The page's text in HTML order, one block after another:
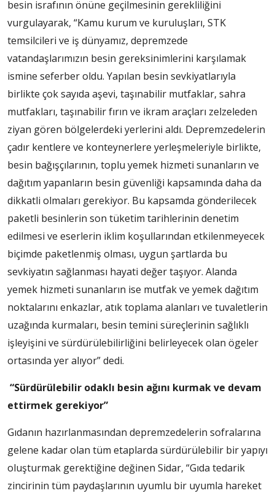
besin israfının önüne geçilmesinin gerekliliğini
vurgulayarak, “Kamu kurum ve kuruluşları, STK
temsilcileri ve iş dünyamız, depremzede
vatandaşlarımızın besin gereksinimlerini karşılamak
ismine seferber oldu. Yapılan besin sevkiyatlarıyla
birlikte çok sayıda aşevi, taşınabilir mutfaklar, sahra
mutfakları, taşınabilir fırın ve ikram araçları zelzeleden
ziyan gören bölgelerdeki yerlerini aldı. Depremzedelerin
çadır kentlere ve konteynerlere yerleşmeleriyle birlikte,
besin bağışçılarının, toplu yemek hizmeti sunanların ve
dağıtım yapanların besin güvenliği kapsamında daha da
dikkatli olmaları gerekiyor. Bu kapsamda gönderilecek
paketli besinlerin son tüketim tarihlerinin denetim
edilmesi ve eserlerin iklim koşullarından etkilenmeyecek
biçimde paketlenmiş olması, uygun şartlarda bu
sevkiyatın sağlanması hayati değer taşıyor. Alanda
yemek hizmeti sunanların ise mutfak ve yemek dağıtım
noktalarını enkazlar, atık toplama alanları ve tuvaletlerin
uzağında kurmaları, besin temini süreçlerinin sağlıklı
işleyişini ve sürdürülebilirliğini belirleyecek olan ögeler
ortasında yer alıyor” dedi.
“Sürdürülebilir odaklı besin ağını kurmak ve devam
ettirmek gerekiyor”
Gıdanın hazırlanmasından depremzedelerin sofralarına
gelene kadar olan tüm etaplarda sürdürülebilir bir yapıyı
oluşturmak gerektiğine değinen Sidar, “Gıda tedarik
zincirinin tüm paydaşlarının uyumlu bir uyumla hareket